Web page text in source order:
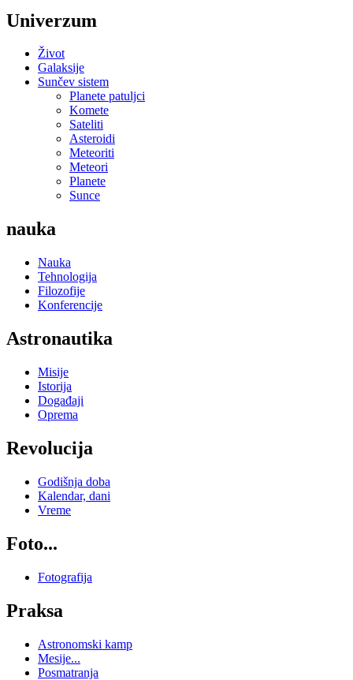
Univerzum
Život
Galaksije
Sunčev sistem
Planete patuljci
Komete
Sateliti
Asteroidi
Meteoriti
Meteori
Planete
Sunce
nauka
Nauka
Tehnologija
Filozofije
Konferencije
Astronautika
Misije
Istorija
Događaji
Oprema
Revolucija
Godišnja doba
Kalendar, dani
Vreme
Foto...
Fotografija
Praksa
Astronomski kamp
Mesije...
Posmatranja